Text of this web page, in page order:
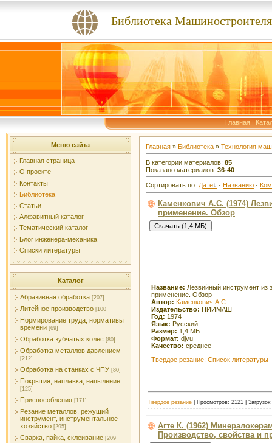
Библиотека Машиностроителя
Главная |
Меню сайта
Главная страница
О проекте
Контакты
Библиотека
Статьи
Алфавитный каталог
Тематический каталог
Блог инженера-механика
Списки литературы
Каталог
Абразивная обработка [207]
Литейное производство [100]
Нормирование труда, нормативы
времени [69]
Обработка зубчатых колес [80]
Обработка металлов давлением
[212]
Обработка на станках с ЧПУ [80]
Покрытия, наплавка, напыление
[125]
Приспособления [171]
Резание металлов, режущий
инструмент, инструментальное
хозяйство [295]
Сварка, пайка, склеивание [209]
Главная » Библиотека » Технология
В категории материалов: 85
Показано материалов: 36-40
Сортировать по: Дате · Названию ·
Каменкович А.С. (1974)
применение. Обзор
Название: Лезвийный инструмент из
применение. Обзор
Автор: Каменкович А.С.
Издательство: НИИМАШ
Год: 1974
Язык: Русский
Размер: 1,4 МБ
Формат: djvu
Качество: среднее
Твердое резание: Список литературы
Твердое резание | Просмотров: 2121 |
Агте К. (1962)
Производство, свойства и